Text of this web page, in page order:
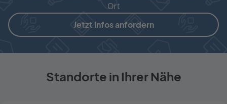
Ort
Jetzt Infos anfordern
Standorte in Ihrer Nähe